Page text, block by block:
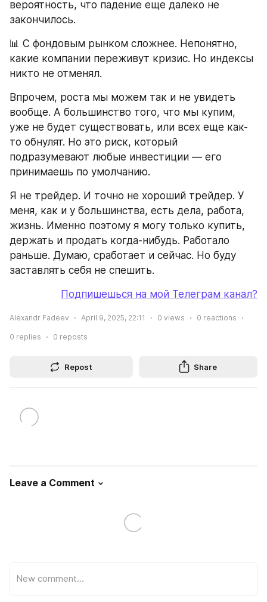
вероятность, что падение еще далеко не
закончилось.
📊 С фондовым рынком сложнее. Непонятно,
какие компании переживут кризис. Но индексы
никто не отменял.
Впрочем, роста мы можем так и не увидеть
вообще. А большинство того, что мы купим,
уже не будет существовать, или всех еще как-
то обнулят. Но это риск, который
подразумевают любые инвестиции — его
принимаешь по умолчанию.
Я не трейдер. И точно не хороший трейдер. У
меня, как и у большинства, есть дела, работа,
жизнь. Именно поэтому я могу только купить,
держать и продать когда-нибудь. Работало
раньше. Думаю, сработает и сейчас. Но буду
заставлять себя не спешить.
Подпишешься на мой Телеграм канал?
Alexandr Fadeev April 9, 2025, 22:11 0 views 0 reactions
0 replies 0 reposts
Repost Share
Leave a Comment